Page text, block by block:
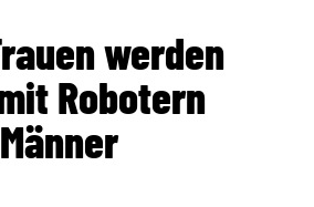
werden
Robotern